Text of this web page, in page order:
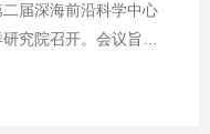
届深海前沿科学中心
究院召开。会议旨在